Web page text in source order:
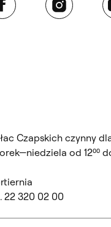
Czapskich czynny
od 12⁰⁰
22 320 02 00